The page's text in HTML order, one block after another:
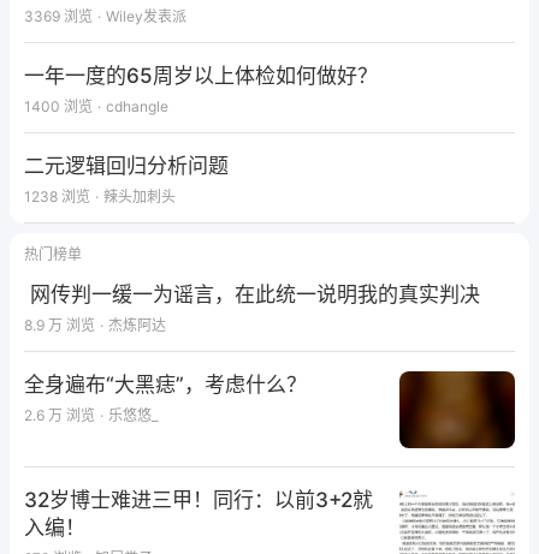
医院药剂科钟医生在医院公众号发文称，在药物咨询窗
口，经常会有患者关于购买蛋白针（即人血白蛋白）的
相关询问，原因无一例外都是听说打这个增强免疫力。
实际上，人血白蛋白不能防病强身，也不能提高免疫
力。原上海卫计委官方政务号“上海药讯”2021年发文解
释，在无蛋白质代谢异常时，输注外源性白蛋白，反而
清华大学第一附属医院、吉林省药品监督管理局等单位
也曾公开发文，呼吁大家不要迷信人血白蛋白。北京协
和医院也在官网“健康科普”板块发文，直言“滥用白蛋
白该刹车了”。
药事》2018年的文章显示，针对某北方三甲医院的回
顾性调查显示，人血白蛋白在该院使用存在误区，问题
3369 浏览 · Wiley发表派
一年一度的65周岁以上体检如何做好？
1400 浏览 · cdhangle
二元逻辑回归分析问题
1238 浏览 · 辣头加刺头
热门榜单
网传判一缓一为谣言，在此统一说明我的真实判决
8.9 万 浏览 · 杰炼阿达
全身遍布“大黑痣”，考虑什么？
2.6 万 浏览 · 乐悠悠_
32岁博士难进三甲！同行：以前3+2就
入编！